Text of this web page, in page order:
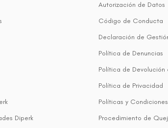
Diperk
Autorización de Datos
Código de Conducta
Declaración de
Política de Denuncias
Política de Devolución
Política de Privacidad
Políticas y Condiciones
Procedimiento de